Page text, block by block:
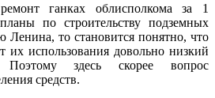
ганках облисполкома за 1
по строительству подземных
Ленина, то становится понятно, что
их использования довольно низкий
Поэтому здесь скорее вопрос
средств.